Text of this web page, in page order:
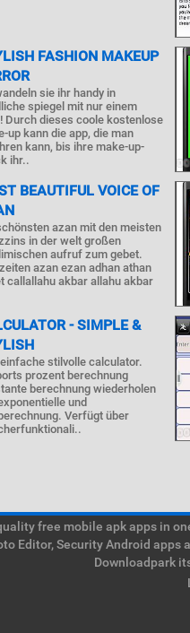
FASHION MAKEUP
sie ihr handy in
spiegel mit nur einem
Durch dieses coole kostenlose
up kann die app, die man
kann, bis ihre make-up-
ihr..
BEAUTIFUL VOICE OF
azan mit den meisten
in der welt großen
aufruf zum gebet.
azan ezan adhan athan
callallahu akbar allahu akbar
- SIMPLE &
einfache stilvolle calculator.
prozent berechnung
berechnung wiederholen
und
Verfügt über
free mobile apk apps in
Editor, Security Android
Downloadpark